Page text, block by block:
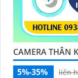
CAMERA THÂN
5%-35%
liên